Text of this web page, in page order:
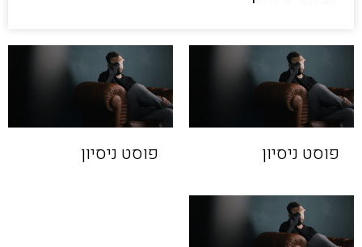
פוסט ניסיון פוסט ניסיון